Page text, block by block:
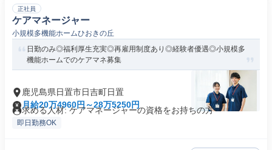
正社員
ケアマネージャー
小規模多機能ホームひおきの丘
日勤のみ◎福利厚生充実◎再雇用制度あり◎経験者優遇◎小規模多
機能ホームでのケアマネ募集
鹿児島県日置市日吉町日置
月給20万4960円～28万5250円
求める人材: ケアマネージャーの資格をお持ちの方
即日勤務OK